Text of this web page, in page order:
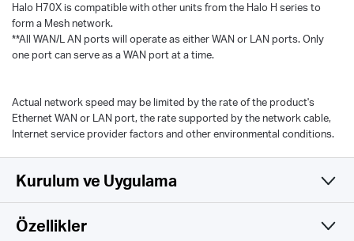
Halo H70X is compatible with other units from the Halo H series to
form a Mesh network.
**All WAN/L AN ports will operate as either WAN or LAN ports. Only
one port can serve as a WAN port at a time.
Actual network speed may be limited by the rate of the product's
Ethernet WAN or LAN port, the rate supported by the network cable,
Internet service provider factors and other environmental conditions.
Kurulum ve Uygulama
Özellikler